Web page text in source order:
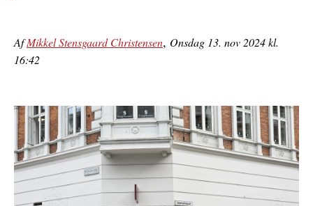
AfMikkel Stensgaard Christensen, Onsdag 13. nov 2024 kl.
16:42